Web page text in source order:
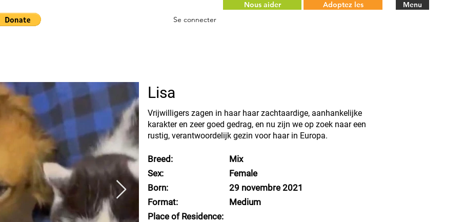
Se connecter
Nous aider Adoptez les Menu
Lisa
Vrijwilligers zagen in haar haar zachtaardige, aanhankelijke
karakter en zeer goed gedrag, en nu zijn we op zoek naar een
rustig, verantwoordelijk gezin voor haar in Europa.
Breed:
Mix
Sex:
Female
Born:
29 novembre 2021
Format:
Medium
Place of Residence: